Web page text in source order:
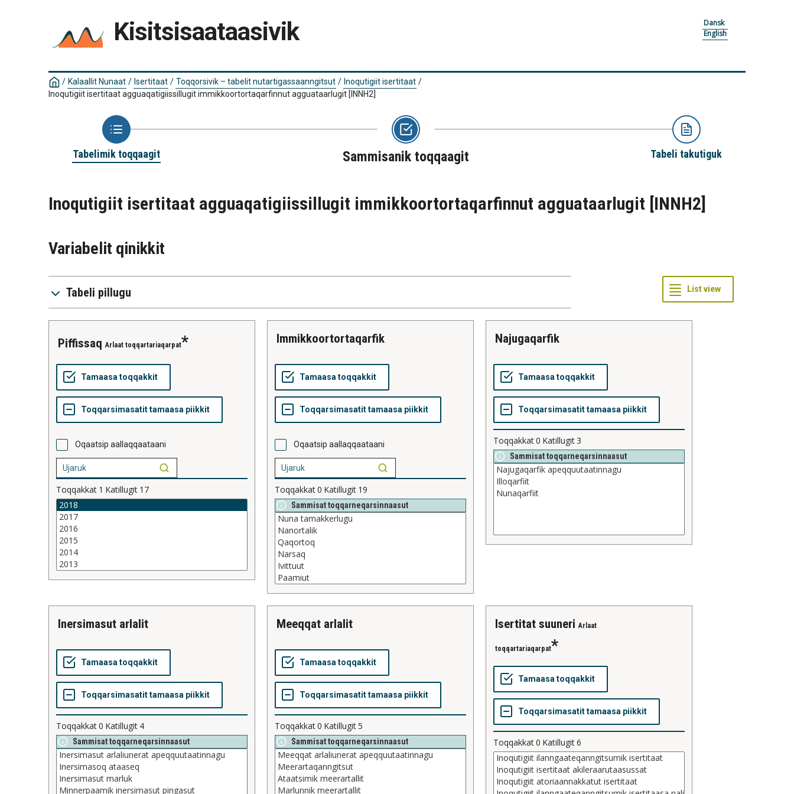
Kisitsisaataasivik
Dansk
English
/ Kalaallit Nunaat / Isertitaat / Toqqorsivik – tabelit nutartigassaanngitsut / Inoqutigiit isertitaat /
Inoqutigiit isertitaat agguaqatigiissillugit immikkoortortaqarfinnut agguataarlugit [INNH2]
Tabelimik toqqaagit Sammisanik toqqaagit Tabeli takutiguk
Inoqutigiit isertitaat agguaqatigiissillugit immikkoortortaqarfinnut agguataarlugit [INNH2]
Variabelit qinikkit
Tabeli pillugu
piffissaq Arlaat toqqartariaqarpat
Oqaatsip aallaqqaataani
Toqqakkat 1 Katillugit 17
immikkoortortaqarfik
Oqaatsip aallaqqaataani
Toqqakkat0 Katillugit 19
Sammisat toqqarneqarsinnaasut
najugaqarfik
Toqqakkat0 Katillugit3
Sammisat toqqarneqarsinnaasut
inersimasut arlalit
Toqqakkat0 Katillugit 4
Sammisat toqqarneqarsinnaasut
meeqqat arlalit
Toqqakkat0 Katillugit5
Sammisat toqqarneqarsinnaasut
isertitat suuneri Arlaat
toqqartariaqarpat
Toqqakkat0 Katillugit6